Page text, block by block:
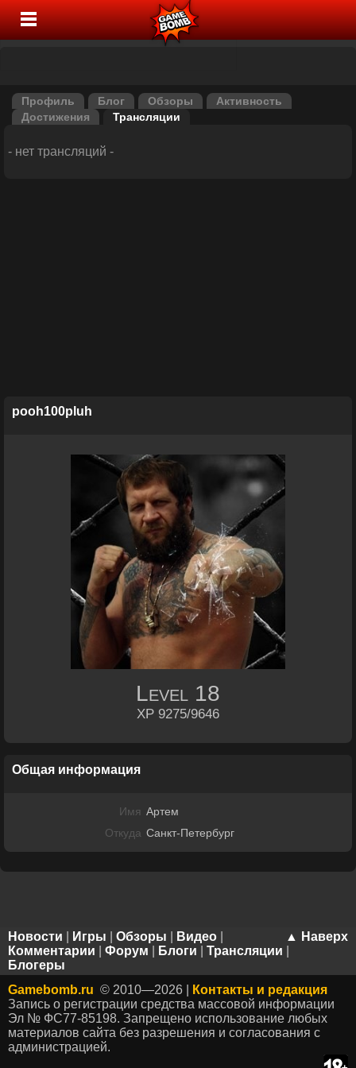
Профиль Блог Обзоры
Активность
Достижения
Трансляции
- нет трансляций -
pooh100pluh
Level 18
XP 9275/9646
Общая информация
Имя Артем
Откуда Санкт-Петербург
▲ Наверх
Новости Игры Обзоры Видео
Комментарии
Форум Блоги Трансляции
Блогеры
Gamebomb.ru © 2010—2026 |
Контакты и редакция
Запись о регистрации средства массовой информации
Эл № ФС77-85198. Запрещено использование любых
материалов сайта без разрешения и согласования с
администрацией.